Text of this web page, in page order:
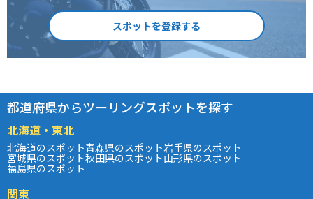
スポットを登録する
都道府県からツーリングスポットを探す
北海道・東北
北海道のスポット青森県のスポット岩手県のスポット
宮城県のスポット秋田県のスポット山形県のスポット
福島県のスポット
関東